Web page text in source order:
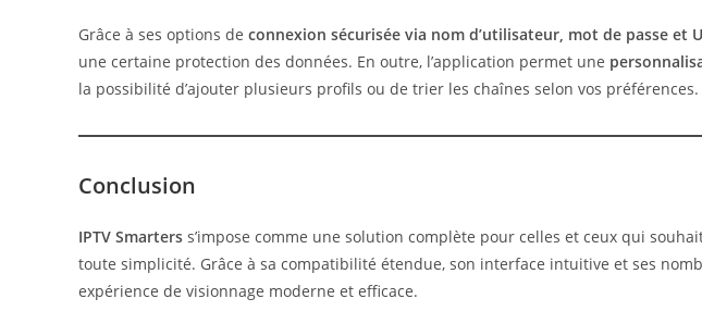
Grâce à ses options de connexion sécurisée via nom d’utilisateur, mot de passe et
une certaine protection des données. En outre, l’application permet une
la possibilité d’ajouter plusieurs profils ou de trier les chaînes selon vos préférences.
Conclusion
IPTV Smarters s’impose comme une solution complète pour celles et ceux qui
toute simplicité. Grâce à sa compatibilité étendue, son interface intuitive et ses
expérience de visionnage moderne et efficace.